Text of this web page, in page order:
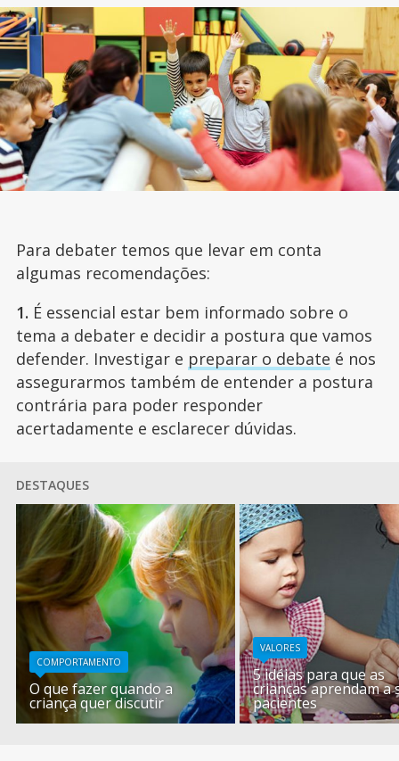
Para debater temos que levar em conta
algumas recomendações:
1. É essencial estar bem informado sobre o
tema a debater e decidir a postura que vamos
defender. Investigar e preparar o debate é nos
assegurarmos também de entender a postura
contrária para poder responder
acertadamente e esclarecer dúvidas.
DESTAQUES
COMPORTAMENTO
O que fazer quando a
criança quer discutir
VALORES
5 idéias para que as
crianças aprendam a
pacientes